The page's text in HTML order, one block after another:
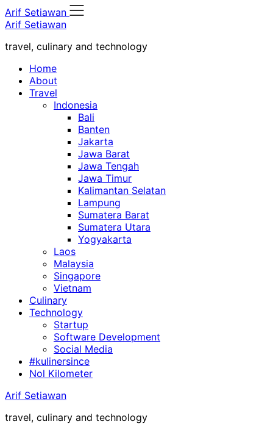
Skip
to
Arif Setiawan
Arif Setiawan
travel, culinary and technology
Home
About
Travel
Indonesia
Bali
Banten
Jakarta
Jawa Barat
Jawa Tengah
Jawa Timur
Kalimantan Selatan
Lampung
Sumatera Barat
Sumatera Utara
Yogyakarta
Laos
Malaysia
Singapore
Vietnam
Culinary
Technology
Startup
Software Development
Social Media
#kulinersince
Nol Kilometer
Arif Setiawan
travel, culinary and technology